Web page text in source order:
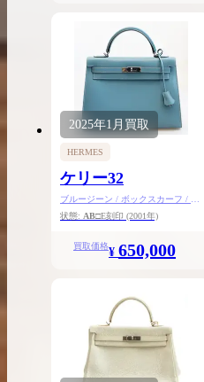
2025年1月 買取
HERMES
ケリー32
ブルージーン / ボックスカーフ / シ
ルバー金具
状態: AB□E刻印 (2001年)
買取価格¥ 650,000